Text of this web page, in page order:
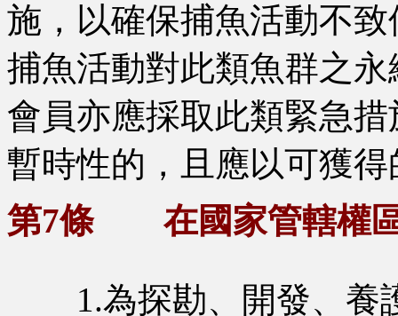
施，以確保捕魚活動不
捕魚活動對此類魚群之
會員亦應採取此類緊急
暫時性的，且應以可獲
第7條 在國家管轄權區
1.為探勘、開發、養